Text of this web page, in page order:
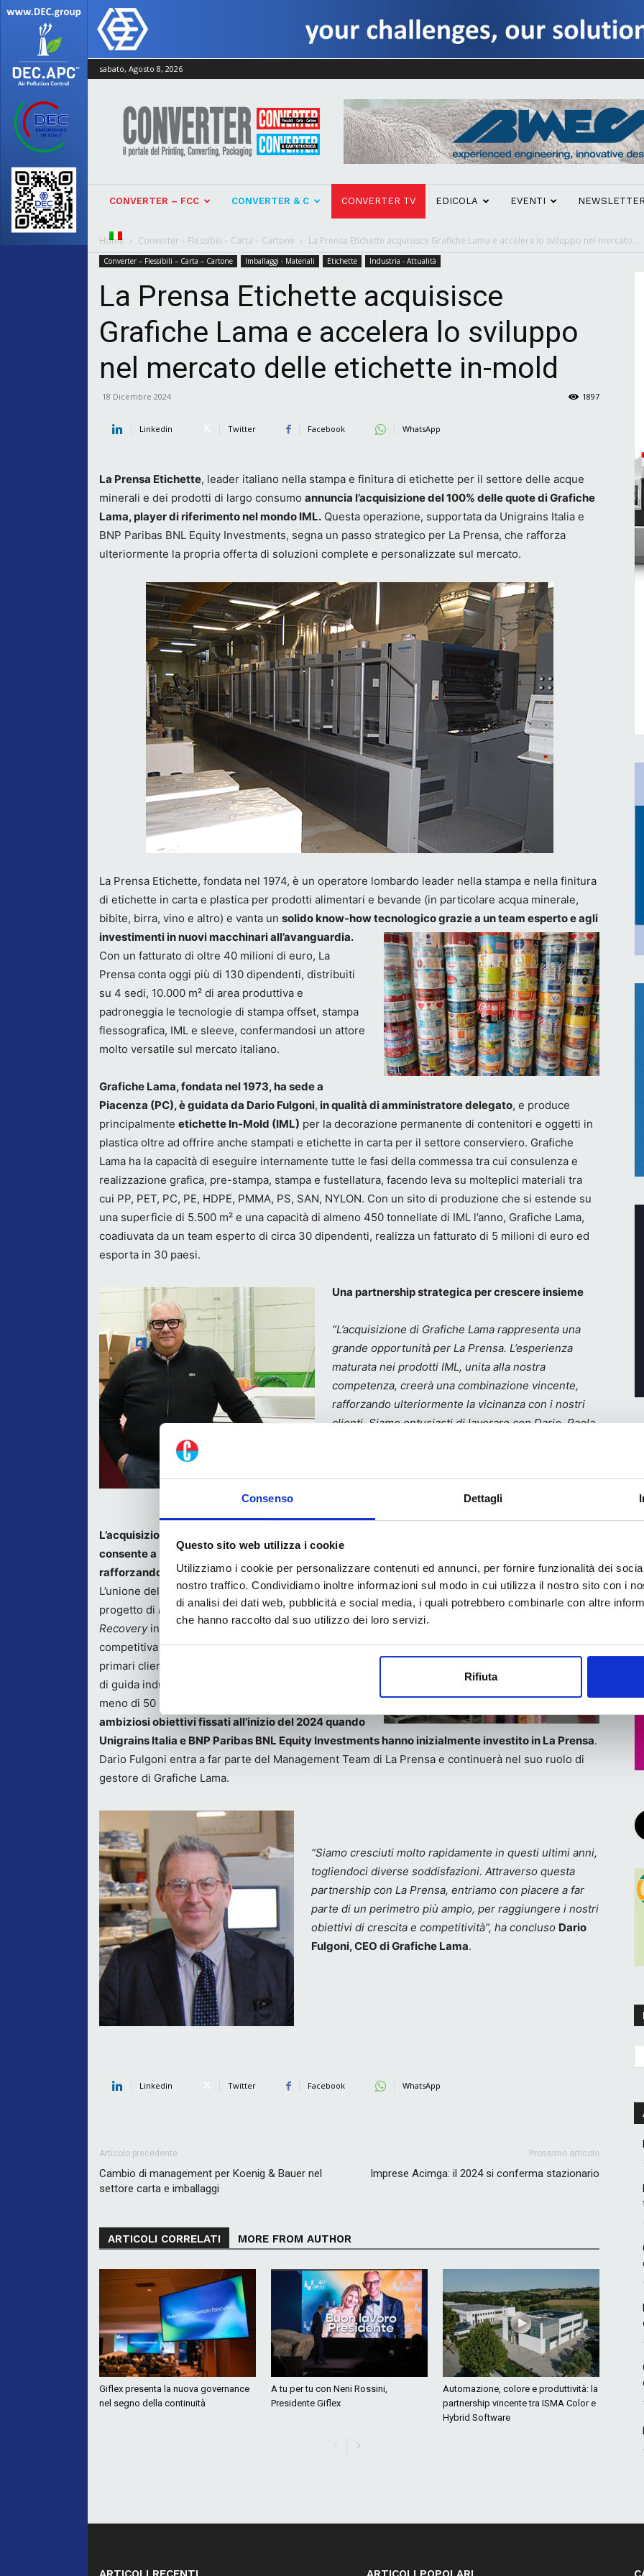
Consenso Dettagli
Questo sito web utilizza i cookie
Utilizziamo i cookie per personalizzare contenuti ed annunci, per fornire funzionalità dei
nostro traffico. Condividiamo inoltre informazioni sul modo in cui utilizza il nostro sito con i
di analisi dei dati web, pubblicità e social media, i quali potrebbero combinarle con altre
che hanno raccolto dal suo utilizzo dei loro servizi.
Rifiuta
sabato, Agosto 8, 2026
Converter
CONVERTER – FCC CONVERTER & C CONVERTER TV EDICOLA EVENTI
Home Converter – Flessibili – Carta – Cartone La Prensa Etichette acquisisce Grafiche Lama e accelera lo sviluppo nel mercato...
Converter – Flessibili – Carta – Cartone Imballaggi - Materiali Etichette Industria - Attualità
La Prensa Etichette acquisisce
Grafiche Lama e accelera lo sviluppo
nel mercato delle etichette in-mold
18 Dicembre 2024 1897
Linkedin Twitter Facebook WhatsApp
La Prensa Etichette, leader italiano nella stampa e finitura di etichette per il settore delle acque
minerali e dei prodotti di largo consumo annuncia l’acquisizione del 100% delle quote di Grafiche
Lama, player di riferimento nel mondo IML. Questa operazione, supportata da Unigrains Italia e
BNP Paribas BNL Equity Investments, segna un passo strategico per La Prensa, che rafforza
ulteriormente la propria offerta di soluzioni complete e personalizzate sul mercato.
La Prensa Etichette, fondata nel 1974, è un operatore lombardo leader nella stampa e nella finitura
di etichette in carta e plastica per prodotti alimentari e bevande (in particolare acqua minerale,
bibite, birra, vino e altro) e vanta un solido know-how tecnologico grazie a un team esperto e agli
investimenti in nuovi macchinari all’avanguardia.
Con un fatturato di oltre 40 milioni di euro, La
Prensa conta oggi più di 130 dipendenti, distribuiti
su 4 sedi, 10.000 m² di area produttiva e
padroneggia le tecnologie di stampa offset, stampa
flessografica, IML e sleeve, confermandosi un attore
molto versatile sul mercato italiano.
Grafiche Lama, fondata nel 1973, ha sede a
Piacenza (PC), è guidata da Dario Fulgoni, in qualità di amministratore delegato, e produce
principalmente etichette In-Mold (IML) per la decorazione permanente di contenitori e oggetti in
plastica oltre ad offrire anche stampati e etichette in carta per il settore conserviero. Grafiche
Lama ha la capacità di eseguire internamente tutte le fasi della commessa tra cui consulenza e
realizzazione grafica, pre-stampa, stampa e fustellatura, facendo leva su molteplici materiali tra
cui PP, PET, PC, PE, HDPE, PMMA, PS, SAN, NYLON. Con un sito di produzione che si estende su
una superficie di 5.500 m² e una capacità di almeno 450 tonnellate di IML l’anno, Grafiche Lama,
coadiuvata da un team esperto di circa 30 dipendenti, realizza un fatturato di 5 milioni di euro ed
esporta in 30 paesi.
Una partnership strategica per crescere insieme
“L’acquisizione di Grafiche Lama rappresenta una
grande opportunità per La Prensa. L’esperienza
maturata nei prodotti IML, unita alla nostra
competenza, creerà una combinazione vincente,
rafforzando ulteriormente la vicinanza con i nostri
clienti. Siamo entusiasti di lavorare con Dario, Paola
innovativo”, ha commentatoEmanuele Delfino,
L’acquisizione di Grafiche Lama è il risultato di una visione complementare e condivisa, che
consente a La Prensa di perseguire un piano strategico di crescita e consolidamento settoriale,
rafforzando il proprio posizionamento competitivo.
L’unione delle due realtà permetterà di completare il
progetto di Business Continuity e di Disaster
Recovery in misura tale da rafforzare la posizione
competitiva del gruppo nei confronti di alcuni
primari clienti internazionali, mantenendo unitarietà
di guida industriali fra i siti produttivi distanti fra loro
meno di 50 Km. L’operazione è inoltre in linea con gli
ambiziosi obiettivi fissati all’inizio del 2024 quando
Unigrains Italia e BNP Paribas BNL Equity Investments hanno inizialmente investito in La Prensa.
Dario Fulgoni entra a far parte del Management Team di La Prensa e continuerà nel suo ruolo di
gestore di Grafiche Lama.
“Siamo cresciuti molto rapidamente in questi ultimi anni,
togliendoci diverse soddisfazioni. Attraverso questa
partnership con La Prensa, entriamo con piacere a far
parte di un perimetro più ampio, per raggiungere i nostri
obiettivi di crescita e competitività”, ha concluso Dario
Fulgoni, CEO di Grafiche Lama.
Linkedin Twitter Facebook WhatsApp
Articolo precedente
Cambio di management per Koenig & Bauer nel
settore carta e imballaggi
Prossimo articolo
Imprese Acimga: il 2024 si conferma stazionario
ARTICOLI CORRELATI MORE FROM AUTHOR
Giflex presenta la nuova governance
nel segno della continuità
A tu per tu con Neni Rossini,
Presidente Giflex
Automazione, colore e produttività: la
partnership vincente tra ISMA Color e
Hybrid Software